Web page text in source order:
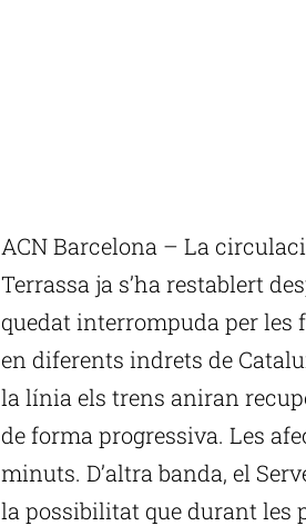
ACN Barcelona – La
Terrassa ja s’ha restablert
quedat interrompuda per les
en diferents indrets de
la línia els trens aniran
de forma progressiva. Les
minuts. D’altra banda, el
la possibilitat que durant les